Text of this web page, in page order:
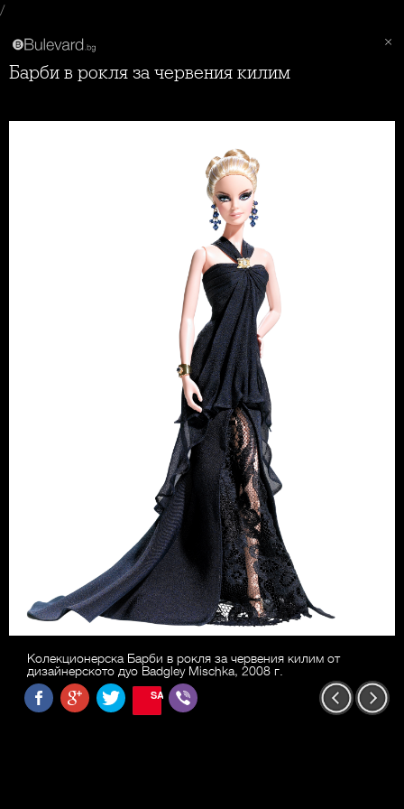
/
Барби в рокля за червения килим
Колекционерска Барби в рокля за червения килим от
дизайнерското дуо Badgley Mischka, 2008 г.
SAVE